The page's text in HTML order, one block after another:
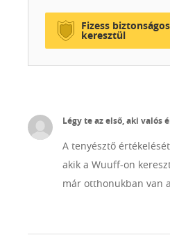
Fizess
keresztül
Légy te az első, aki valós
A tenyésztő
akik a Wuuff-on
már otthonukban van